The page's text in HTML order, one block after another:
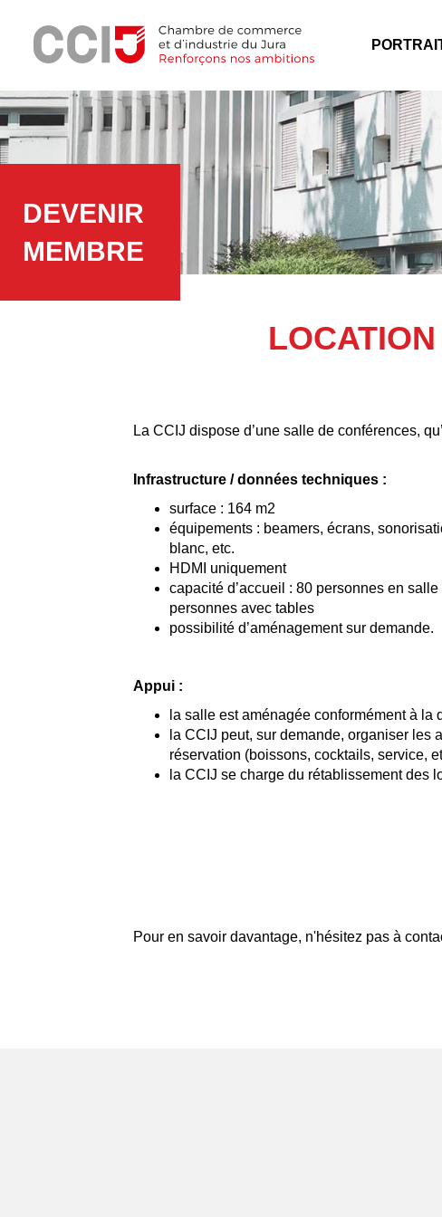
DEVENIR
MEMBRE
La CCIJ dispose d’une salle de conférences,
Infrastructure / données techniques :
surface : 164 m2
équipements : beamers, écrans,
blanc, etc.
HDMI uniquement
capacité d’accueil : 80 personnes en
personnes avec tables
possibilité d’aménagement sur demande.
Appui :
la salle est aménagée conformément à la
la CCIJ peut, sur demande, organiser les
réservation (boissons, cocktails, service,
la CCIJ se charge du rétablissement des
Pour en savoir davantage, n'hésitez pas à